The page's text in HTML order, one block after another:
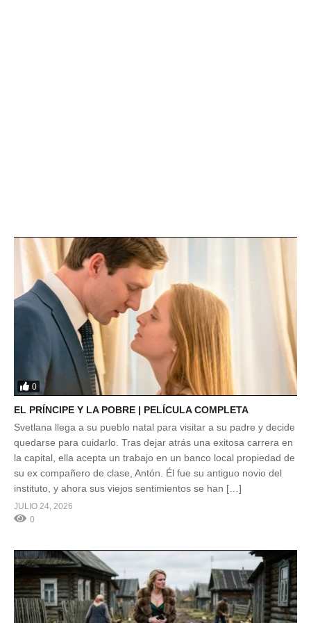
0
EL PRÍNCIPE Y LA POBRE | PELÍCULA COMPLETA
Svetlana llega a su pueblo natal para visitar a su padre y decide
quedarse para cuidarlo. Tras dejar atrás una exitosa carrera en
la capital, ella acepta un trabajo en un banco local propiedad de
su ex compañero de clase, Antón. Él fue su antiguo novio del
instituto, y ahora sus viejos sentimientos se han […]
JULIO 24, 2026
0